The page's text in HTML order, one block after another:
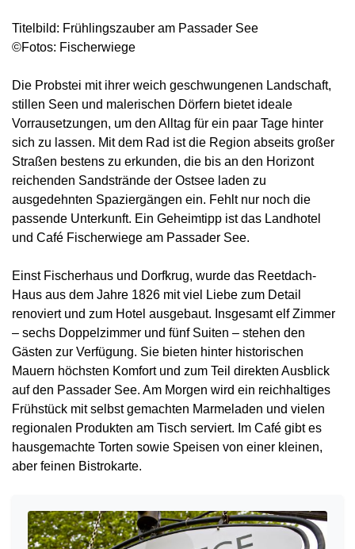
Titelbild: Frühlingszauber am Passader See
©Fotos: Fischerwiege
Die Probstei mit ihrer weich geschwungenen Landschaft,
stillen Seen und malerischen Dörfern bietet ideale
Vorrausetzungen, um den Alltag für ein paar Tage hinter
sich zu lassen. Mit dem Rad ist die Region abseits großer
Straßen bestens zu erkunden, die bis an den Horizont
reichenden Sandstrände der Ostsee laden zu
ausgedehnten Spaziergängen ein. Fehlt nur noch die
passende Unterkunft. Ein Geheimtipp ist das Landhotel
und Café Fischerwiege am Passader See.
Einst Fischerhaus und Dorfkrug, wurde das Reetdach-
Haus aus dem Jahre 1826 mit viel Liebe zum Detail
renoviert und zum Hotel ausgebaut. Insgesamt elf Zimmer
– sechs Doppelzimmer und fünf Suiten – stehen den
Gästen zur Verfügung. Sie bieten hinter historischen
Mauern höchsten Komfort und zum Teil direkten Ausblick
auf den Passader See. Am Morgen wird ein reichhaltiges
Frühstück mit selbst gemachten Marmeladen und vielen
regionalen Produkten am Tisch serviert. Im Café gibt es
hausgemachte Torten sowie Speisen von einer kleinen,
aber feinen Bistrokarte.